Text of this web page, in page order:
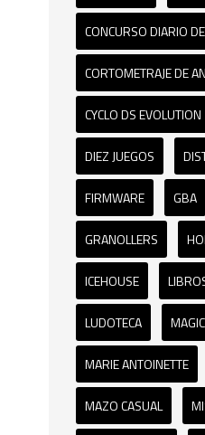
CONCURSO DIARIO
CORTOMETRAJE DE
CYCLO DS EVOLUTION
DIEZ JUEGOS
FIRMWARE GBA
GRANOLLERS
ICEHOUSE
LUDOTECA MAGIC
MARIE ANTOINETTE
MAZO CASUAL